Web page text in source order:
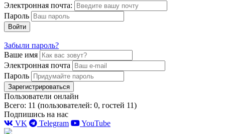
Электронная почта:
Пароль
Войти
Забыли пароль?
Ваше имя
Электронная почта
Пароль
Зарегистрироваться
Пользователи онлайн
Всего: 11 (пользователей: 0, гостей 11)
Подпишись на нас
VK
Telegram YouTube